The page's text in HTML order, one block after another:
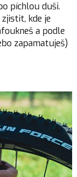
píchlou duši.
kde je
a podle
zapamatuješ)